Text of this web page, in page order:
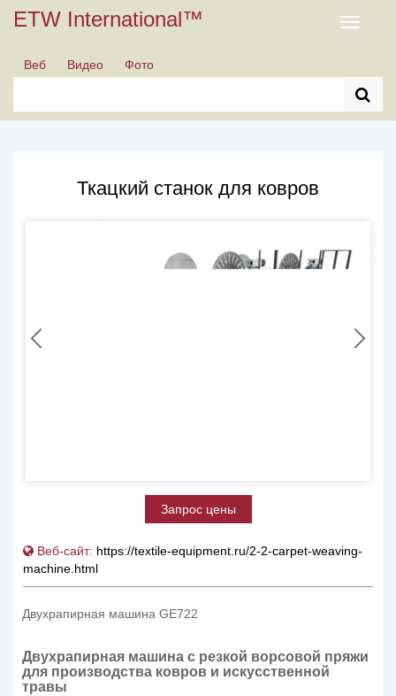
ETW International™
Toggle
Веб
Видео Фото
Ткацкий станок для ковров
Запрос цены
Веб-сайт: https://textile-equipment.ru/2-2-carpet-weaving-
machine.html
Двухрапирная машина GE722
Двухрапирная машина с резкой ворсовой пряжи
для производства ковров и искусственной
травы